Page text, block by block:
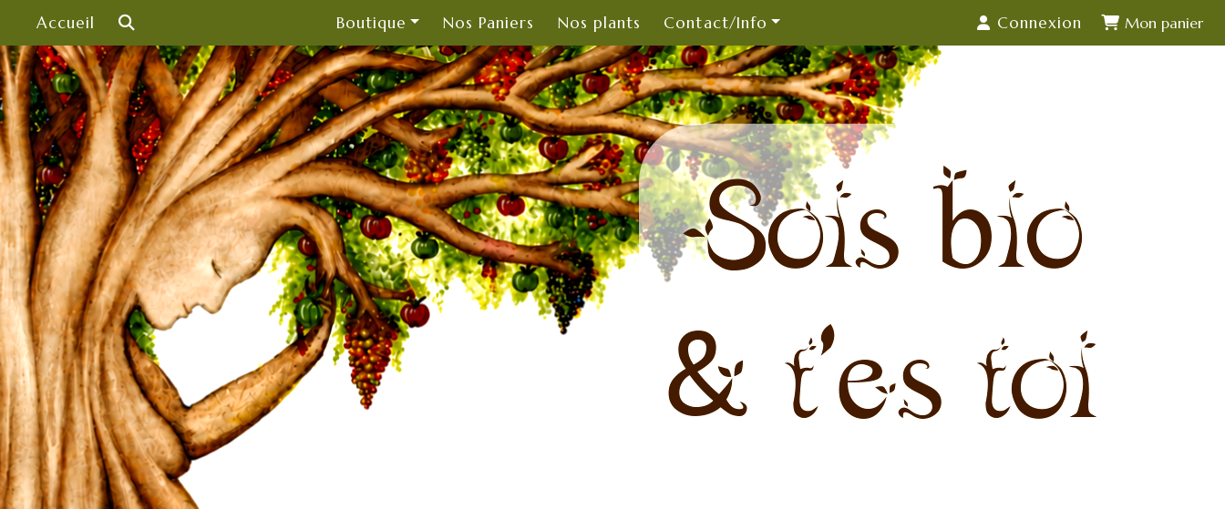
content
Accueil Boutique Nos Paniers Nos plants Contact/Info Connexion
Sois bio
& t'es toi